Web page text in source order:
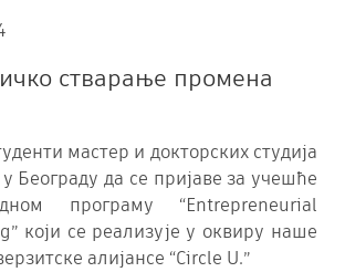
стварање промена
мастер и докторских студија
Београду да се пријаве за учешће
програму “Entrepreneurial
који се реализује у оквиру наше
алијансе “Circle U.”